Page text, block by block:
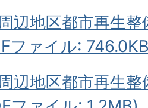
辺地区都市再生
ファイル:
辺地区都市再生